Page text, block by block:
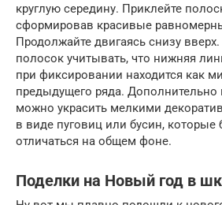
круглую середину. Приклейте
сформировав красивые
Продолжайте двигаясь снизу
полосок учитывать, что нижняя
при фиксировании находится как
предыдущего ряда. Дополнительно
можно украсить мелкими
в виде пуговиц или бусин, которые
отличаться на общем фоне.
Поделки на Новый год в